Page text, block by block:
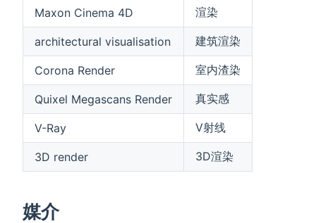
Maxon Cinema 4D 渲染
architectural visualisation 建筑渲染
Corona Render 室内渣染
Quixel Megascans Render 真实感
V-Ray V射线
3D render 3D渲染
媒介